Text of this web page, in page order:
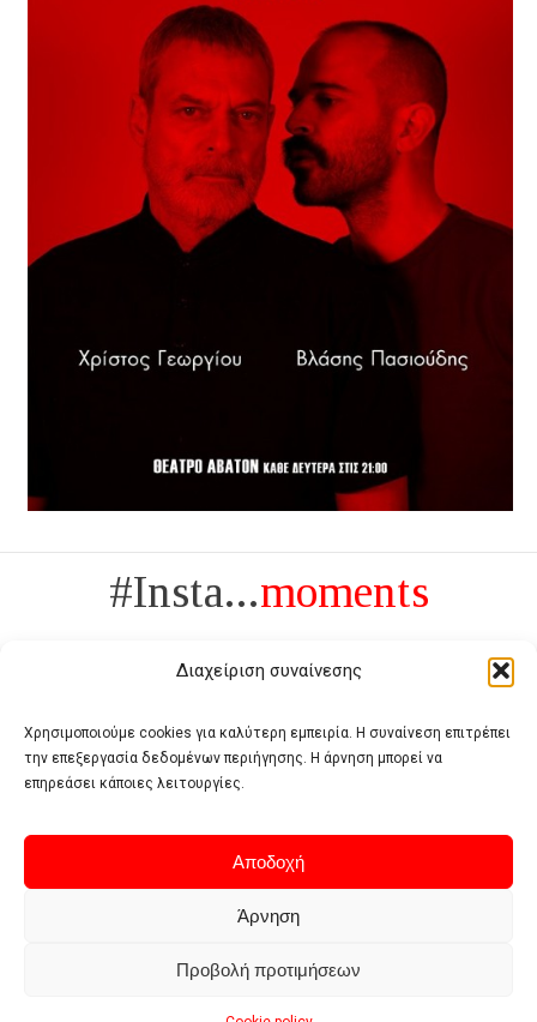
Διαχείριση συναίνεσης
Χρησιμοποιούμε cookies για καλύτερη εμπειρία. Η συναίνεση επιτρέπει
την επεξεργασία δεδομένων περιήγησης. Η άρνηση μπορεί να
επηρεάσει κάποιες λειτουργίες.
Αποδοχή
Άρνηση
Προβολή προτιμήσεων
#Insta...moments
Πολυτέλεια δεν είναι το αντίθετο της ανέχειας, είναι το αντίθετο της
Terms of use Privacy policy Cookie policy